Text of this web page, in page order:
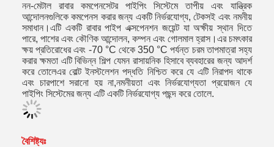
নন-মেটাল রাবার কমপেনসেটর পাইপিং সিস্টেমে তাপীয় এবং যান্ত্রিক
আন্দোলনগুলিকে কমপেনস করার জন্য একটি নির্ভরযোগ্য, টেকসই এবং নমনীয়
সমাধান।এটি একটি রাবার পাইপ এক্সপেনশন জয়েন্ট যা অক্ষীয় স্থান দিতে
পারে, পাশের এবং কৌণিক আন্দোলন, কম্পন এবং গোলমাল হ্রাস।এর চমৎকার
ক্ষয় প্রতিরোধের এবং -70 °C থেকে 350 °C পর্যন্ত চরম তাপমাত্রা সহ্য
করার ক্ষমতা এটি বিভিন্ন শিল্প যেমন রাসায়নিক হিসাবে ব্যবহারের জন্য আদর্শ
করে তোলেএর বোল্ট ইনস্টলেশন পদ্ধতি নিশ্চিত করে যে এটি নিরাপদ থাকে
এবং চারপাশে সরানো হয় না,নমনীয়তা এবং নির্ভরযোগ্যতা প্রয়োজন যে
পাইপিং সিস্টেমের জন্য এটি একটি নির্ভরযোগ্য পছন্দ করে তোলে.
বৈশিষ্ট্যঃ